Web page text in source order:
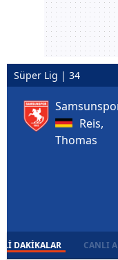
Süper Lig | 34
Reis,
Thomas
DAKIKALAR CANLI